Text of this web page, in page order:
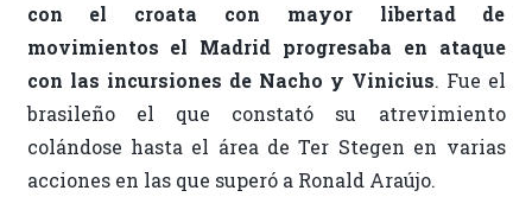
con el croata con mayor libertad de
movimientos el Madrid progresaba en ataque
con las incursiones de Nacho y Vinicius. Fue el
brasileño el que constató su atrevimiento
colándose hasta el área de Ter Stegen en varias
acciones en las que superó a Ronald Araújo.